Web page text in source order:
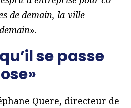
de demain, la ville
».
se passe
Quere, directeur de